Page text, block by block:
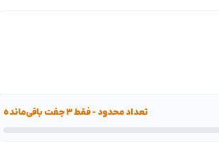
تعداد محدود - فقط ۳ جفت باقی‌مانده